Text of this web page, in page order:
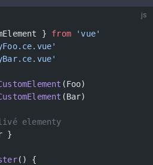
js
} from 'vue'
(Foo)
(Bar)
elementy
}
() {